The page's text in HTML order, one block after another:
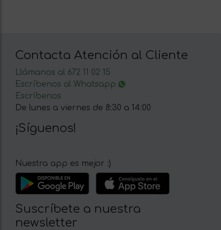
Contacta Atención al Cliente
Llámanos al 672 11 02 15
Escríbenos al Whatsapp
Escríbenos
De lunes a viernes de 8:30 a 14:00
¡Síguenos!
Nuestra app es mejor :)
Suscríbete a nuestra
newsletter